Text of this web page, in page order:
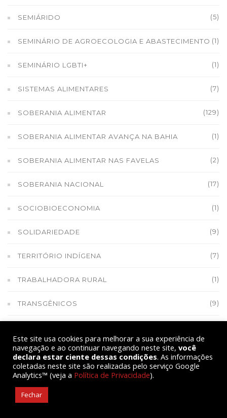
SEMIÁRIDO (5)
SEMINÁRIO DE AGROECOLOGIA E ABASTECIMENTO (1)
SEMINÁRIO LGBTI+ (1)
SISTEMAS ALIMENTARES (7)
SOBERANIA ALIMENTAR (129)
SOBERANIA ALIMENTAR AVANÇA NA BAHIA (1)
SOBERANIA ALIMENTAR NAS FAVELAS (2)
SOBERANIA NACIONAL (17)
SOCIOBIOECONOMIA (1)
SOLIDARIEDADE (9)
TERRITÓRIO INDÍGENA (7)
TRABALHADORA RURAL (1)
TRANSGÊNICOS (9)
TRANSIÇÃO ENERGÉTICA
TV MPA E AS LUTAS CAMPONESAS
TVS MPA
Este site usa cookies para melhorar a sua experiência de
navegação e ao continuar navegando neste site, você
declara estar ciente dessas condições. As informações
coletadas neste site são realizadas pelo serviço Google
Analytics™ (veja a Política de Privacidade).
Fechar